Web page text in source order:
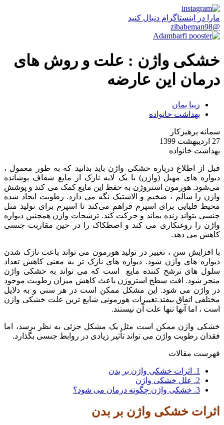
مارا در اینستاگرام دنبال کنید
@zibabeman98
خشکی واژن : علت و روش های
درمان این عارضه
زیبا بمان
بهداشت خانواده
سمانه پرهیزکار
27 اردیبهشت 1399
بهداشت خانواده
قبل از اطلاع درباره خشکی واژن باید بدانید که به طور معمول ،
دیواره های مهبل (واژن) با یک لایه نازک از مایع شفاف پوشانده
می‌شود. هورمون استروژن به حفظ این مایع کمک می کند و پوشش
واژن را سالم ، ضخیم و الاستیک نگه می دارد. رطوبت ایجاد شده
محیط قلیایی برای اسپرم فراهم می‌کند تا اسپرم برای تولید مثل
جنسی بتواند زنده بماند و حرکت کند. ترشحات واژن همچنین دیواره
واژن را روغنکاری می کند و اصطکاک را در حین مقاربت جنسی
کاهش می دهد.
با افزایش سن ، تغییر در تولید هورمون می تواند باعث نازک شدن
دیواره های واژن شود. دیواره های نازک تر به معنی کاهش تعداد
سلول های ترشح کننده مایع است که می تواند به خشکی واژن
منجر شود. افت سطح استروژن باعث کاهش میزان رطوبت موجود
در واژن می شود. این مشکل ممکن است در هر سنی و به دلایل
مختلفی اتفاق بیفتد.تغییرات هورمونی شایع ترین علت خشکی واژن
است ، اما آنها تنها علت آن نیستند.
خشکی واژن ممکن است مثل یک مشکل جزئی به نظر برسد، اما
فقدان رطوبت واژن می تواند تأثیر زیادی در روابط جنسی بگذارد.
فهرست مقالات
1.
اثرات خشکی واژن بر بدن
2.
علل خشکی واژن
3. خشکی واژن چگونه درمان می شود؟
اثرات خشکی واژن بر بدن